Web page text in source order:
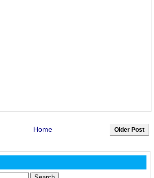
Older Post
Home